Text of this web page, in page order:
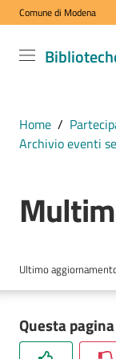
Vai al contenuto
Vai alla navigazione
Vai al footer
Comune di Modena
Biblioteche
COMUNE DI
MODENA
VISITA
i
ESPLORA
i
Home /
Archivio eventi
Ultimo
Questa